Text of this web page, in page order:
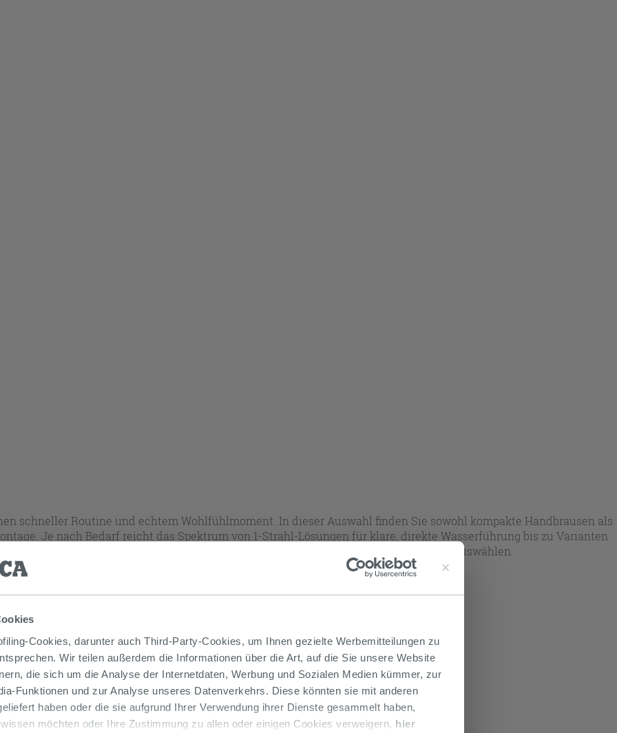
Cookies, darunter auch Third-Party-Cookies, um Ihnen gezielte Werbemitteilungen zu
Wir teilen außerdem die Informationen über die Art, auf die Sie unsere Website
die sich um die Analyse der Internetdaten, Werbung und Sozialen Medien kümmer, zur
Funktionen und zur Analyse unseres Datenverkehrs. Diese könnten sie mit anderen
haben oder die sie aufgrund Ihrer Verwendung ihrer Dienste gesammelt haben,
möchten oder Ihre Zustimmung zu allen oder einigen Cookies verweigern, hier
schneller Routine und echtem Wohlfühlmoment. In dieser Auswahl finden Sie sowohl kompakte Handbrausen als
Je nach Bedarf reicht das Spektrum von 1-Strahl-Lösungen für klare, direkte Wasserführung bis zu Varianten
gezielt nach Duschzone, Nutzungsgewohnheiten und Designwunsch auswählen.
werden bei jeder Auswahl automatisch aktualisiert.
€ Gehen